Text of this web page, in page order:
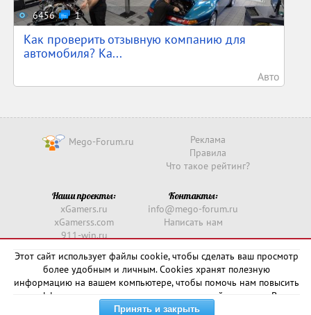
6456 1
Как проверить отзывную компанию для
автомобиля? Ка...
Авто
Mego-Forum.ru
Реклама
Правила
Что такое рейтинг?
Наши проекты:
xGamers.ru
xGamerss.com
911-win.ru
Контакты:
info@mego-forum.ru
Написать нам
2026
Этот сайт использует файлы cookie, чтобы сделать ваш просмотр
более удобным и личным. Cookies хранят полезную
информацию на вашем компьютере, чтобы помочь нам повысить
эффективность и актуальность нашего сайта для вас. В
некоторых случаях они необходимы для правильной работы